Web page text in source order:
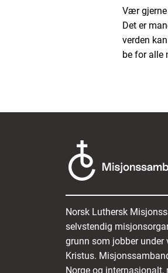
Vær
Det er
verden
be for alle
Norsk Luthersk
selvstendig
grunn som jobber under
Kristus.
Norge og internasjonalt,